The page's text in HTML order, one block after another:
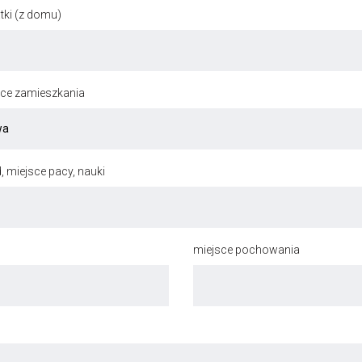
(z domu)
zamieszkania
miejsce pacy, nauki
miejsce pochowania